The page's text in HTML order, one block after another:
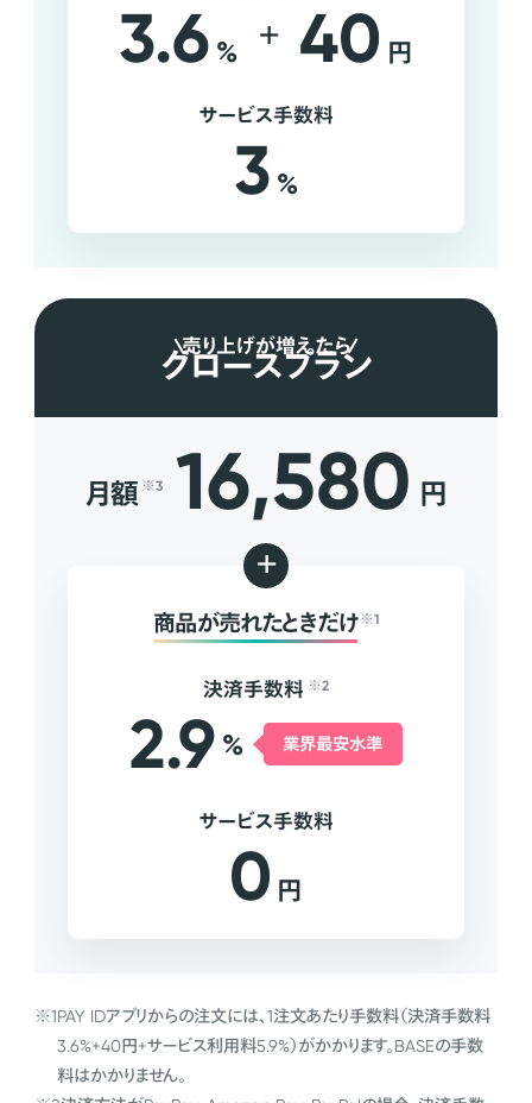
3.6 % + 40 円
サービス手数料
3 %
売り上げが増えたら
グロースプラン
月額 ※3 16,580 円
+
商品が売れたときだけ ※1
決済手数料 ※2
2.9 % 業界最安水準
サービス手数料
0 円
※1PAY IDアプリからの注文には、1注文あたり手数料（決済手数料
3.6%+40円+サービス利用料5.9%）がかかります。BASEの手数
料はかかりません。